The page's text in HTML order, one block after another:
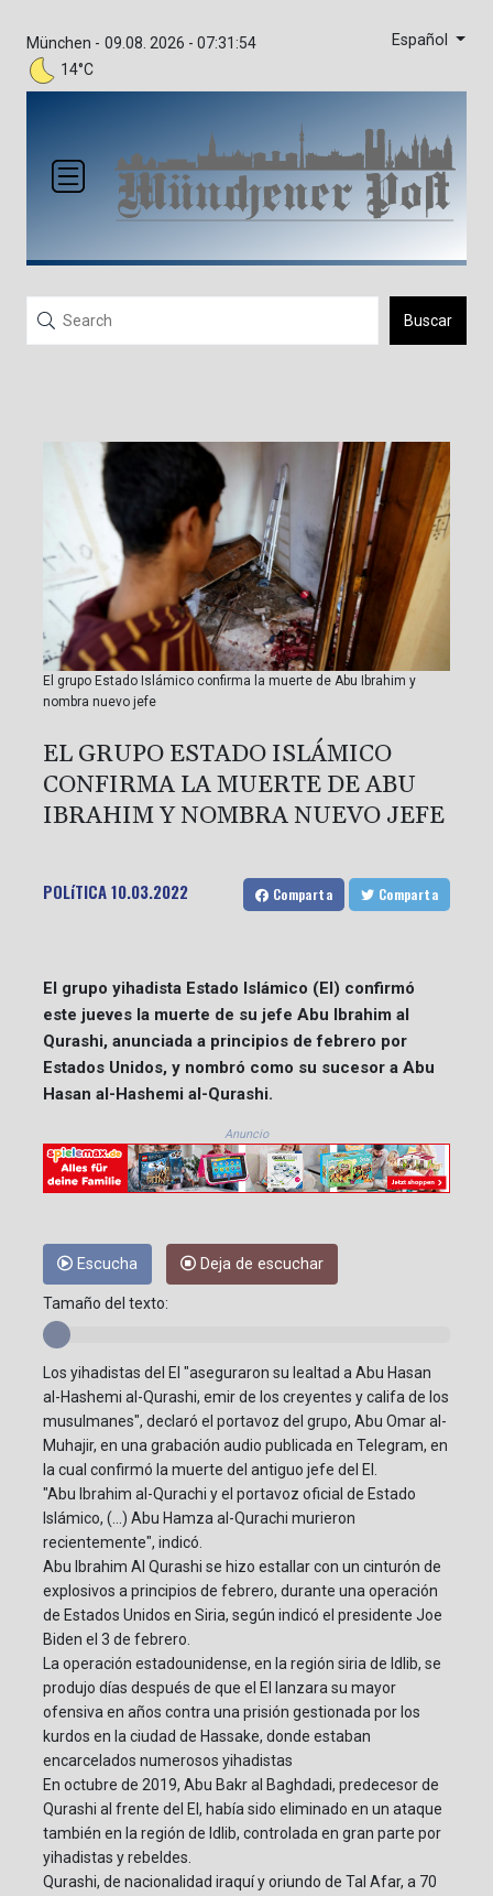
München -
14°C
09.08. 2026 - 07:31:54 Español
Buscar
El grupo Estado Islámico confirma la muerte de Abu Ibrahim y
nombra nuevo jefe
EL GRUPO ESTADO ISLÁMICO
CONFIRMA LA MUERTE DE ABU
IBRAHIM Y NOMBRA NUEVO JEFE
POLíTICA10.03.2022 Comparta Comparta
El grupo yihadista Estado Islámico (EI) confirmó
este jueves la muerte de su jefe Abu Ibrahim al
Qurashi, anunciada a principios de febrero por
Estados Unidos, y nombró como su sucesor a Abu
Hasan al-Hashemi al-Qurashi.
Anuncio
Escucha Deja de escuchar
Tamaño del texto:
Los yihadistas del EI "aseguraron su lealtad a Abu Hasan
al-Hashemi al-Qurashi, emir de los creyentes y califa de los
musulmanes", declaró el portavoz del grupo, Abu Omar al-
Muhajir, en una grabación audio publicada en Telegram, en
la cual confirmó la muerte del antiguo jefe del EI.
"Abu Ibrahim al-Qurachi y el portavoz oficial de Estado
Islámico, (...) Abu Hamza al-Qurachi murieron
recientemente", indicó.
Abu Ibrahim Al Qurashi se hizo estallar con un cinturón de
explosivos a principios de febrero, durante una operación
de Estados Unidos en Siria, según indicó el presidente Joe
Biden el 3 de febrero.
La operación estadounidense, en la región siria de Idlib, se
produjo días después de que el EI lanzara su mayor
ofensiva en años contra una prisión gestionada por los
kurdos en la ciudad de Hassake, donde estaban
encarcelados numerosos yihadistas
En octubre de 2019, Abu Bakr al Baghdadi, predecesor de
Qurashi al frente del EI, había sido eliminado en un ataque
también en la región de Idlib, controlada en gran parte por
yihadistas y rebeldes.
Qurashi, de nacionalidad iraquí y oriundo de Tal Afar, a 70